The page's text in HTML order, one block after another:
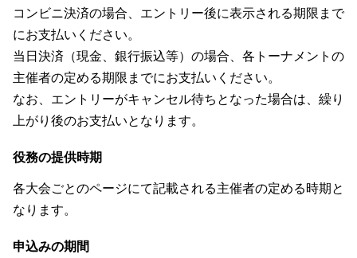
コンビニ決済の場合、エントリー後に表示される期限まで
にお支払いください。
当日決済（現金、銀行振込等）の場合、各トーナメントの
主催者の定める期限までにお支払いください。
なお、エントリーがキャンセル待ちとなった場合は、繰り
上がり後のお支払いとなります。
役務の提供時期
各大会ごとのページにて記載される主催者の定める時期と
なります。
申込みの期間